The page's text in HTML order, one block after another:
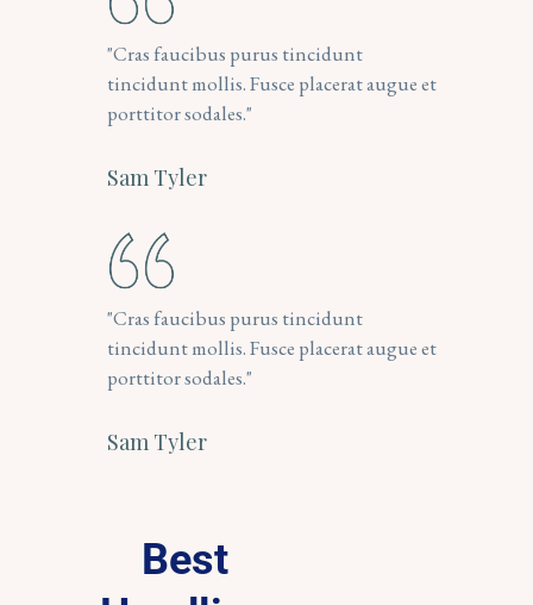
"Cras faucibus purus tincidunt
tincidunt mollis. Fusce placerat augue et
porttitor sodales."
Sam Tyler
"Cras faucibus purus tincidunt
tincidunt mollis. Fusce placerat augue et
porttitor sodales."
Sam Tyler
Best